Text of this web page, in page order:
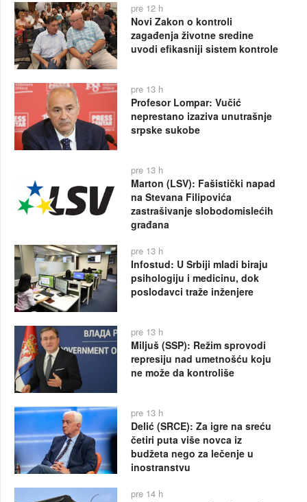
pre 12 h
Novi Zakon o kontroli
zagađenja životne sredine
uvodi efikasniji sistem kontrole
pre 13 h
Profesor Lompar: Vučić
neprestano izaziva unutrašnje
srpske sukobe
pre 13 h
Marton (LSV): Fašistički napad
na Stevana Filipovića
zastrašivanje slobodomislećih
građana
pre 13 h
Infostud: U Srbiji mladi biraju
psihologiju i medicinu, dok
poslodavci traže inženjere
pre 13 h
Miljuš (SSP): Režim sprovodi
represiju nad umetnošću koju
ne može da kontroliše
pre 13 h
Delić (SRCE): Za igre na sreću
četiri puta više novca iz
budžeta nego za lečenje u
inostranstvu
pre 14 h